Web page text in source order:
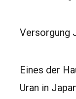
Versorgung
Eines der
Uran in